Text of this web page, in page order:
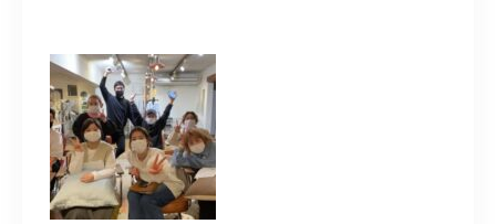
098-943-5969
【an rio】営業時間
098-917-5366